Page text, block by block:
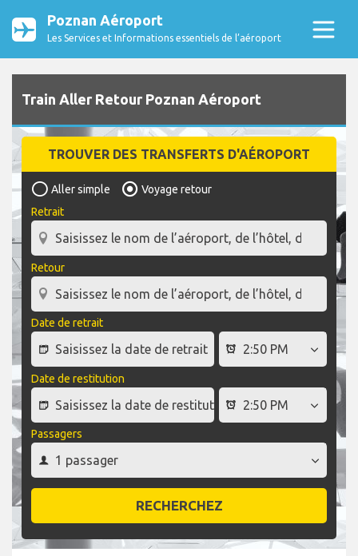
Poznan Aéroport
Les Services et Informations essentiels de l’aéroport
Train Aller Retour Poznan Aéroport
TROUVER DES TRANSFERTS D'AÉROPORT
Aller simple
Voyage retour
Retrait
Retour
Date de retrait
Date de restitution
Passagers
RECHERCHEZ